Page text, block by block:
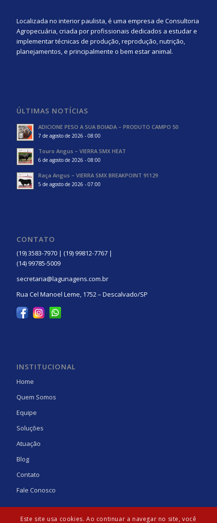
Localizada no interior paulista, é uma empresa de Consultoria
Agropecuária, criada por profissionais dedicados a estudar e
implementar técnicas de produção, reprodução, nutrição,
planejamentos, e principalmente o bem estar animal.
ÚLTIMAS NOTÍCIAS
ADICIONE PESO A SUA BOIADA – PRODUTO CAMPO 50
7 de agosto de 2026 - 08:00
Touro Angus – VIERRA SMX HEAT
6 de agosto de 2026 - 08:00
Raça Angus – VIERRA SMX BREAKPOINT 91129
5 de agosto de 2026 - 07:00
CONTATO
(19) 3583-7970 | (19) 99812-7767 |
(14) 99785-5009
secretaria@lagunagens.com.br
Rua Cel Manoel Leme, 1752 – Descalvado/SP
INSTITUCIONAL
Home
Quem Somos
Equipe
Soluções
Atuação
Blog
Contato
Fale Conosco
Este site usa cookies. Ao continuar a navegar no site, você